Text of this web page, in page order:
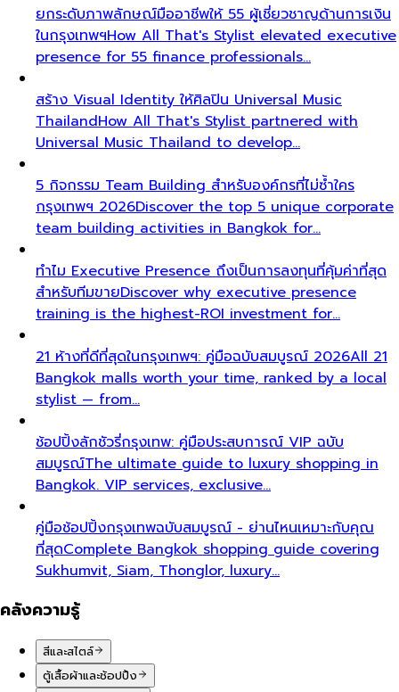
ยกระดับภาพลักษณ์มืออาชีพให้ 55 ผู้เชี่ยวชาญด้านการเงิน
ในกรุงเทพฯHow All That's Stylist elevated executive
presence for 55 finance professionals…
สร้าง Visual Identity ให้ศิลปิน Universal Music
ThailandHow All That's Stylist partnered with
Universal Music Thailand to develop…
5 กิจกรรม Team Building สำหรับองค์กรที่ไม่ซ้ำใคร
กรุงเทพฯ 2026Discover the top 5 unique corporate
team building activities in Bangkok for…
ทำไม Executive Presence ถึงเป็นการลงทุนที่คุ้มค่าที่สุด
สำหรับทีมขายDiscover why executive presence
training is the highest-ROI investment for…
21 ห้างที่ดีที่สุดในกรุงเทพฯ: คู่มือฉบับสมบูรณ์ 2026All 21
Bangkok malls worth your time, ranked by a local
stylist — from…
ช้อปปิ้งลักชัวรี่กรุงเทพ: คู่มือประสบการณ์ VIP ฉบับ
สมบูรณ์The ultimate guide to luxury shopping in
Bangkok. VIP services, exclusive…
คู่มือช้อปปิ้งกรุงเทพฉบับสมบูรณ์ - ย่านไหนเหมาะกับคุณ
ที่สุดComplete Bangkok shopping guide covering
Sukhumvit, Siam, Thonglor, luxury…
คลังความรู้
สีและสไตล์
ตู้เสื้อผ้าและช้อปปิ้ง